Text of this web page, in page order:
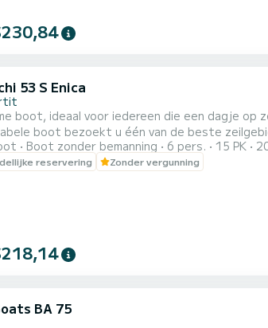
53 S Enica
boot, ideaal voor iedereen die een dagje op
boot bezoekt u één van de beste
moderne lijnen, met een "V"-vormige romp
is zeer goed gedaan, met vrije ruimtes en
Boot zonder bemanning 6 pers. 15 PK
reservering Zonder vergunning
BA 75